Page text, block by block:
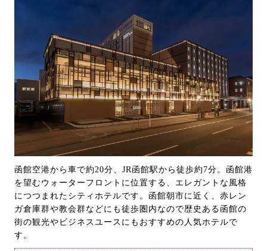
函館空港から車で約20分、JR函館駅から徒歩約7分。函館港
を望むウォーターフロントに位置する、エレガントな風格
につつまれたシティホテルです。函館朝市に近く、赤レン
ガ倉庫群や教会群などにも徒歩圏内なので歴史ある函館の
街の観光やビジネスユースにもおすすめの人気ホテルで
す。